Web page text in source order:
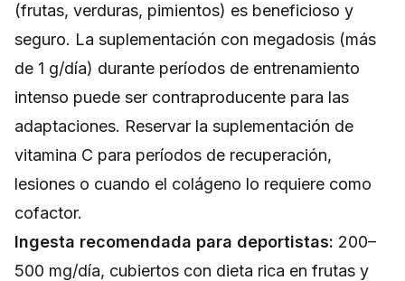
(frutas, verduras, pimientos) es beneficioso y
seguro. La suplementación con megadosis (más
de 1 g/día) durante períodos de entrenamiento
intenso puede ser contraproducente para las
adaptaciones. Reservar la suplementación de
vitamina C para períodos de recuperación,
lesiones o cuando el colágeno lo requiere como
cofactor.
Ingesta recomendada para deportistas: 200–
500 mg/día, cubiertos con dieta rica en frutas y